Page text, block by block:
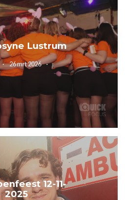
Lustrum
26 mrt 2026
12-11-
2025